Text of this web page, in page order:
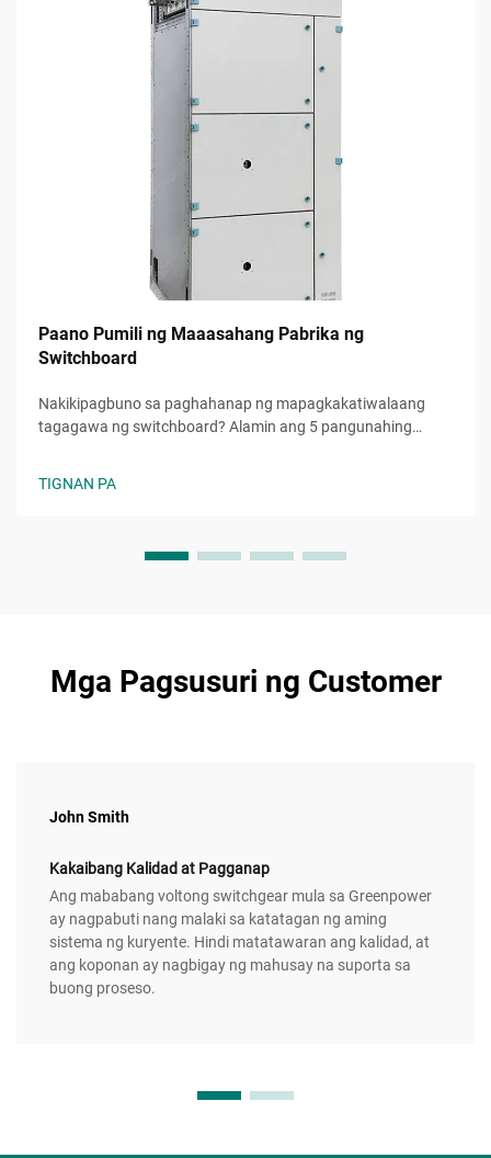
Paano Pumili ng Maaasahang Pabrika ng
Switchboard
Nakikipagbuno sa paghahanap ng mapagkakatiwalaang
tagagawa ng switchboard? Alamin ang 5 pangunahing
TIGNAN PA
Mga Pagsusuri ng Customer
John Smith
Kakaibang Kalidad at Pagganap
Ang mababang voltong switchgear mula sa Greenpower
ay nagpabuti nang malaki sa katatagan ng aming
sistema ng kuryente. Hindi matatawaran ang kalidad, at
ang koponan ay nagbigay ng mahusay na suporta sa
buong proseso.